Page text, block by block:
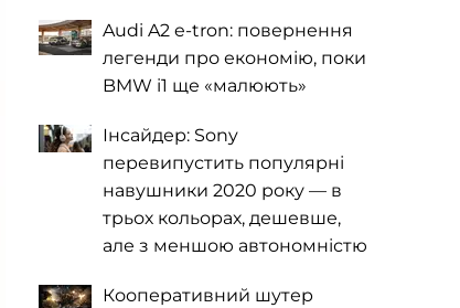
Audi A2 e-tron: повернення
легенди про економію, поки
BMW i1 ще «малюють»
Інсайдер: Sony
перевипустить популярні
навушники 2020 року — в
трьох кольорах, дешевше,
але з меншою автономністю
Кооперативний шутер